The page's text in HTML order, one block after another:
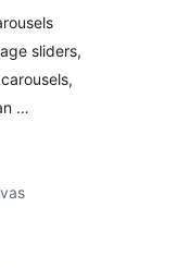
sliders,
…